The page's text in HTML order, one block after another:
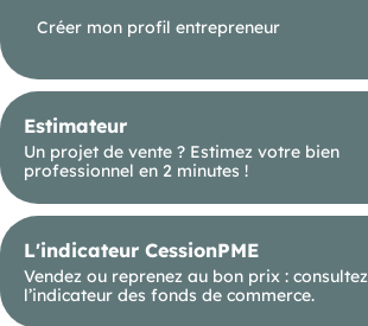
Créer mon profil entrepreneur
Estimateur
Un projet de vente ? Estimez votre bien
professionnel en 2 minutes !
L'indicateur CessionPME
Vendez ou reprenez au bon prix : consultez
l’indicateur des fonds de commerce.